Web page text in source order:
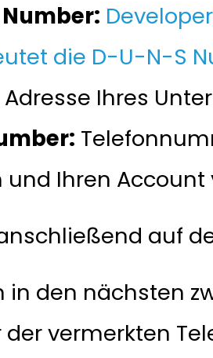
die D-U-N-S
Adresse Ihres
und Ihren Account
auf
in den nächsten
der vermerkten